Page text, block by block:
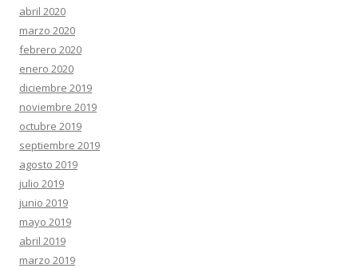
abril 2020
marzo 2020
febrero 2020
enero 2020
diciembre 2019
noviembre 2019
octubre 2019
septiembre 2019
agosto 2019
julio 2019
junio 2019
mayo 2019
abril 2019
marzo 2019